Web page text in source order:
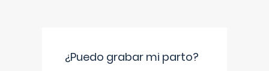
¿Puedo grabar mi parto?